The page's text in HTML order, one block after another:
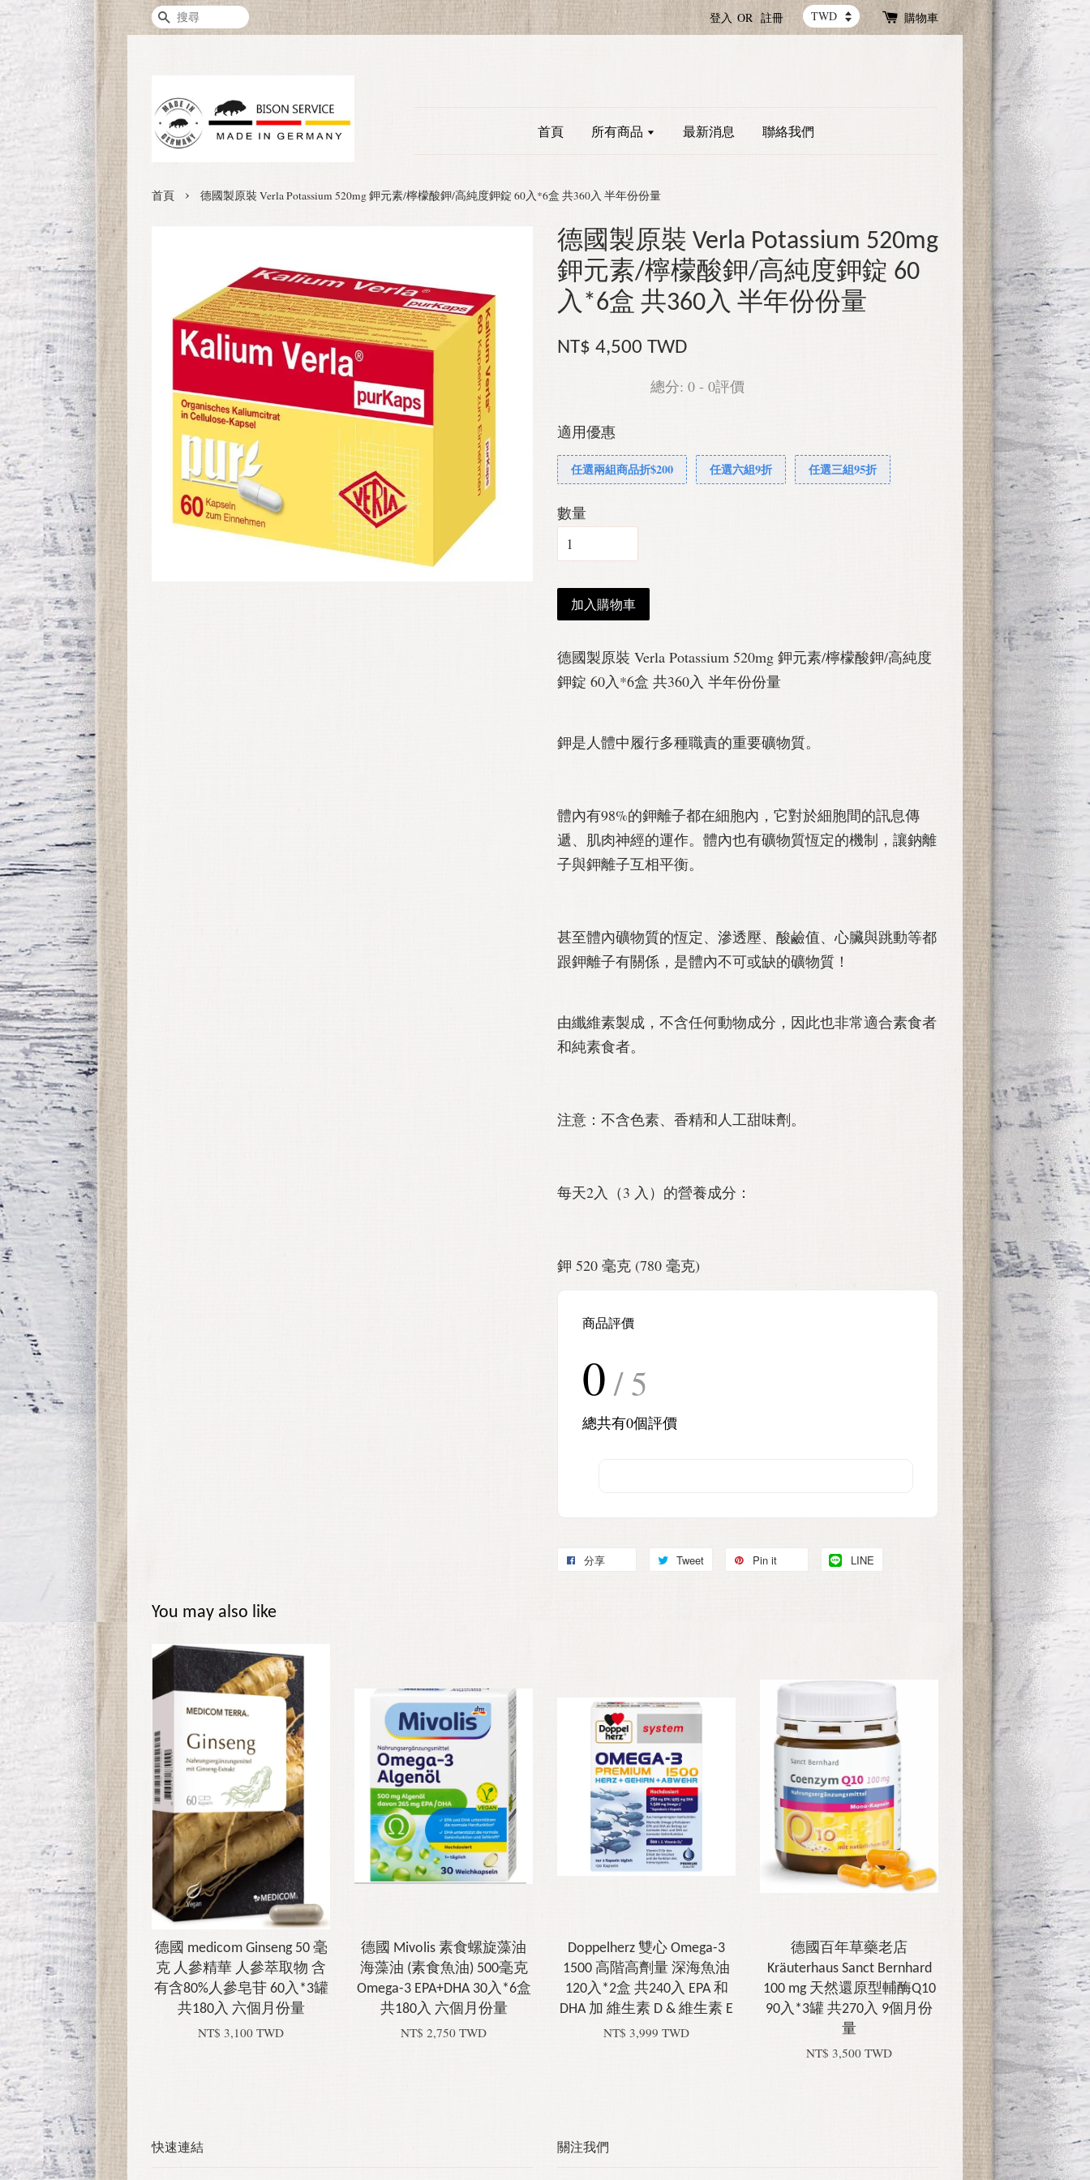
搜尋 登入 OR 註冊 購物車
首頁 所有商品 最新消息 聯絡我們
首頁 › 德國製原裝 Verla Potassium 520mg 鉀元素/檸檬酸鉀/高純度鉀錠 60入*6盒 共360入 半年份份量
德國製原裝 Verla Potassium 520mg
鉀元素/檸檬酸鉀/高純度鉀錠 60
入*6盒 共360入 半年份份量
NT$ 4,500 TWD
總分: 0 - 0評價
適用優惠
任選兩組商品折$200 任選六組9折 任選三組95折
數量
加入購物車
德國製原裝 Verla Potassium 520mg 鉀元素/檸檬酸鉀/高純度
鉀錠 60入*6盒 共360入 半年份份量
鉀是人體中履行多種職責的重要礦物質。
體內有98%的鉀離子都在細胞內，它對於細胞間的訊息傳
遞、肌肉神經的運作。體內也有礦物質恆定的機制，讓鈉離
子與鉀離子互相平衡。
甚至體內礦物質的恆定、滲透壓、酸鹼值、心臟與跳動等都
跟鉀離子有關係，是體內不可或缺的礦物質！
由纖維素製成，不含任何動物成分，因此也非常適合素食者
和純素食者。
注意：不含色素、香精和人工甜味劑。
每天2入（3 入）的營養成分：
鉀 520 毫克 (780 毫克)
商品評價
0 / 5
總共有0個評價
分享 Tweet Pin it LINE
You may also like
德國 medicom Ginseng 50 毫
克 人參精華 人參萃取物 含
有含80%人參皂苷 60入*3罐
共180入 六個月份量
NT$ 3,100 TWD
德國 Mivolis 素食螺旋藻油
海藻油 (素食魚油) 500毫克
Omega-3 EPA+DHA 30入*6盒
共180入 六個月份量
NT$ 2,750 TWD
Doppelherz 雙心 Omega-3
1500 高階高劑量 深海魚油
120入*2盒 共240入 EPA 和
DHA 加 維生素 D & 維生素 E
NT$ 3,999 TWD
德國百年草藥老店
Kräuterhaus Sanct Bernhard
100 mg 天然還原型輔酶Q10
90入*3罐 共270入 9個月份
量
NT$ 3,500 TWD
快速連結 關注我們